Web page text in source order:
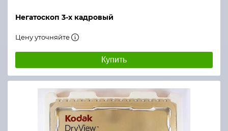
Негатоскоп 3-х кадровый
Цену уточняйте
Купить